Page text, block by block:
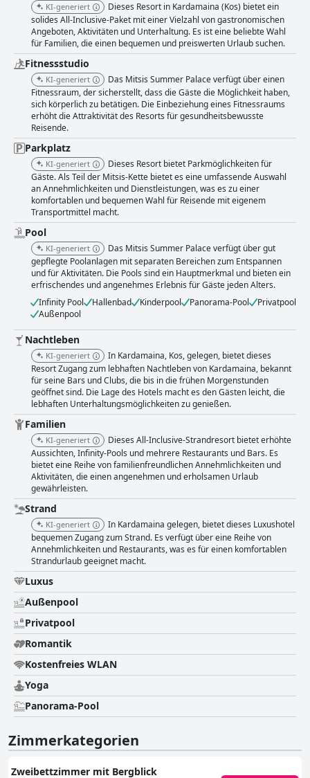
KI-generiert
Dieses Resort in Kardamaina (Kos) bietet ein
solides All-Inclusive-Paket mit einer Vielzahl von gastronomischen
Angeboten, Aktivitäten und Unterhaltung. Es ist eine beliebte Wahl
für Familien, die einen bequemen und preiswerten Urlaub suchen.
Fitnessstudio
KI-generiert
Das Mitsis Summer Palace verfügt über einen
Fitnessraum, der sicherstellt, dass die Gäste die Möglichkeit haben,
sich körperlich zu betätigen. Die Einbeziehung eines Fitnessraums
erhöht die Attraktivität des Resorts für gesundheitsbewusste
Reisende.
Parkplatz
KI-generiert
Dieses Resort bietet Parkmöglichkeiten für
Gäste. Als Teil der Mitsis-Kette bietet es eine umfassende Auswahl
an Annehmlichkeiten und Dienstleistungen, was es zu einer
komfortablen und bequemen Wahl für Reisende mit eigenem
Transportmittel macht.
Pool
KI-generiert
Das Mitsis Summer Palace verfügt über gut
gepflegte Poolanlagen mit separaten Bereichen zum Entspannen
und für Aktivitäten. Die Pools sind ein Hauptmerkmal und bieten ein
erfrischendes und angenehmes Erlebnis für Gäste jeden Alters.
Infinity Pool
Hallenbad Kinderpool Panorama-Pool
Privatpool
Außenpool
Nachtleben
KI-generiert
In Kardamaina, Kos, gelegen, bietet dieses
Resort Zugang zum lebhaften Nachtleben von Kardamaina, bekannt
für seine Bars und Clubs, die bis in die frühen Morgenstunden
geöffnet sind. Die Lage des Hotels macht es den Gästen leicht, die
lebhaften Unterhaltungsmöglichkeiten zu genießen.
Familien
KI-generiert
Dieses All-Inclusive-Strandresort bietet erhöhte
Aussichten, Infinity-Pools und mehrere Restaurants und Bars. Es
bietet eine Reihe von familienfreundlichen Annehmlichkeiten und
Aktivitäten, die einen angenehmen und erholsamen Urlaub
gewährleisten.
Strand
KI-generiert
In Kardamaina gelegen, bietet dieses Luxushotel
bequemen Zugang zum Strand. Es verfügt über eine Reihe von
Annehmlichkeiten und Restaurants, was es für einen komfortablen
Strandurlaub geeignet macht.
Luxus
Außenpool
Privatpool
Romantik
Kostenfreies WLAN
Yoga
Panorama-Pool
Zimmerkategorien
Zweibettzimmer mit Bergblick